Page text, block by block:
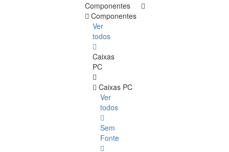
Componentes
Componentes
Ver
todos
Caixas
PC
Caixas PC
Ver
todos
Sem
Fonte